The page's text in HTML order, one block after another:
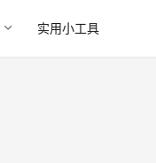
实用小工具